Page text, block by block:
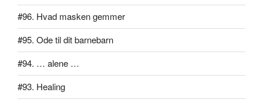
#96. Hvad masken gemmer
#95. Ode til dit barnebarn
#94. … alene …
#93. Healing